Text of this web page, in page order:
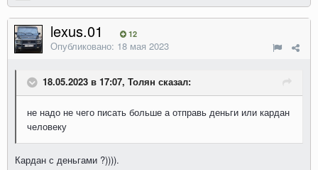
lexus.01 12
Опубликовано: 18 мая 2023
18.05.2023 в 17:07, Толян сказал:
не надо не чего писать больше а отправь деньги или кардан
человеку
Кардан с деньгами ?)))).